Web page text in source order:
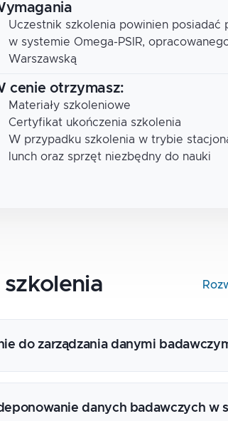
Uczestnik szkolenia powinien
w systemie Omega-PSIR,
Warszawską
cenie otrzymasz:
Materiały szkoleniowe
Certyfikat ukończenia szkolenia
W przypadku szkolenia w trybie
lunch oraz sprzęt niezbędny do nauki
szkolenia
do zarządzania danymi
zarządzania i udostępniania
danych badawczych w